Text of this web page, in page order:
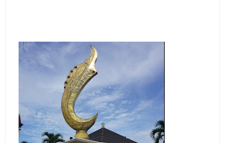
Agustus 2026, Daging Naik, Telur Turun
Agenda Kegiatan Bupati Kuningan Jumat 7 Agustus
2026 Ada Tiga, Tapi yang Bakal Dihadiri Hanya Satu
Ini Empat Lokasi Samsat Keliling Kuningan Jumat 7
Agustus 2026
Jumat 7 Agustus 2026 Mobil SIM Keliling Ada di
Kecamatan Sindangagung